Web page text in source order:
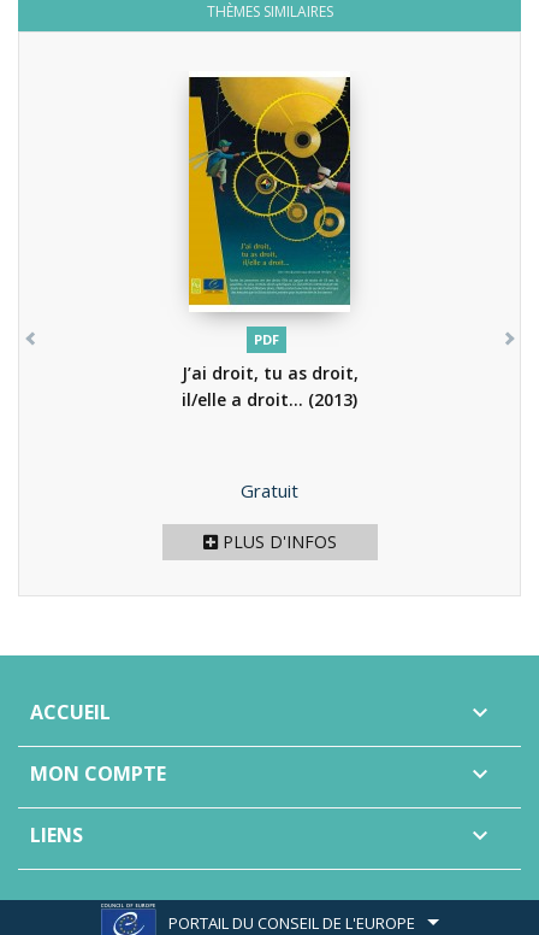
THÈMES SIMILAIRES
PDF
J’ai droit, tu as droit,
il/elle a droit… (2013)
Prix
Gratuit
PLUS D'INFOS
ACCUEIL 
MON COMPTE 
LIENS 
PORTAIL DU CONSEIL DE L'EUROPE